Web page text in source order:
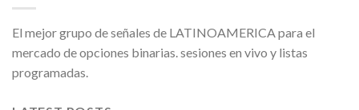
El mejor grupo de señales de LATINOAMERICA para el
mercado de opciones binarias. sesiones en vivo y listas
programadas.